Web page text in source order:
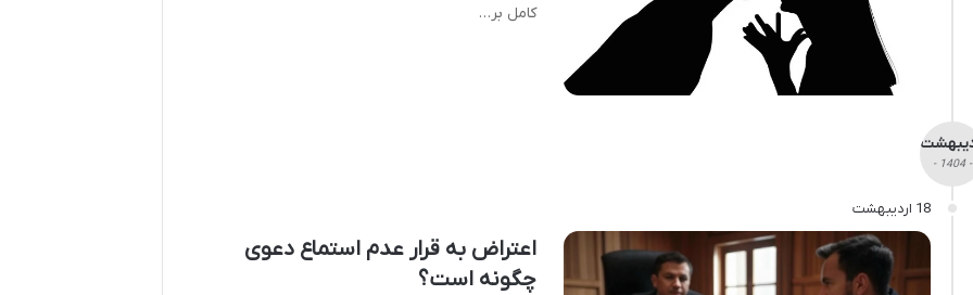
کامل بر…
- 1404 -
18 اردیبهشت
اعتراض به قرار عدم استماع دعوی
چگونه است؟